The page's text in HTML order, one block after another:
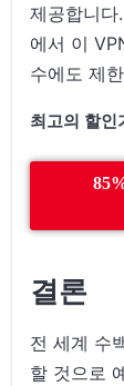
제공합니다
에서 이
수에도 제
최고의 할인
결론
전 세계 수
할 것으로